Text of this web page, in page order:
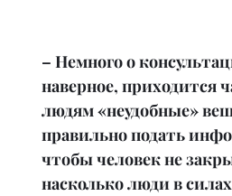
– Немного о
наверное, приходится
людям «неудобные»
правильно подать
чтобы человек не
насколько люди в